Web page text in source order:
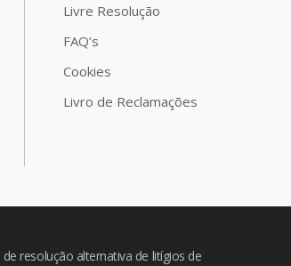
Livre Resolução
FAQ’s
Cookies
Livro de Reclamações
resolução alternativa de litígios de